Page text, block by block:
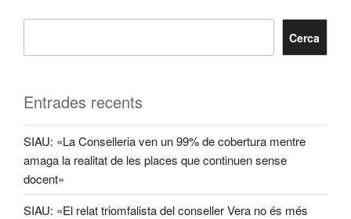
Cerca
Entrades recents
SIAU: «La Conselleria ven un 99% de cobertura mentre
amaga la realitat de les places que continuen sense
docent»
SIAU: «El relat triomfalista del conseller Vera no és més